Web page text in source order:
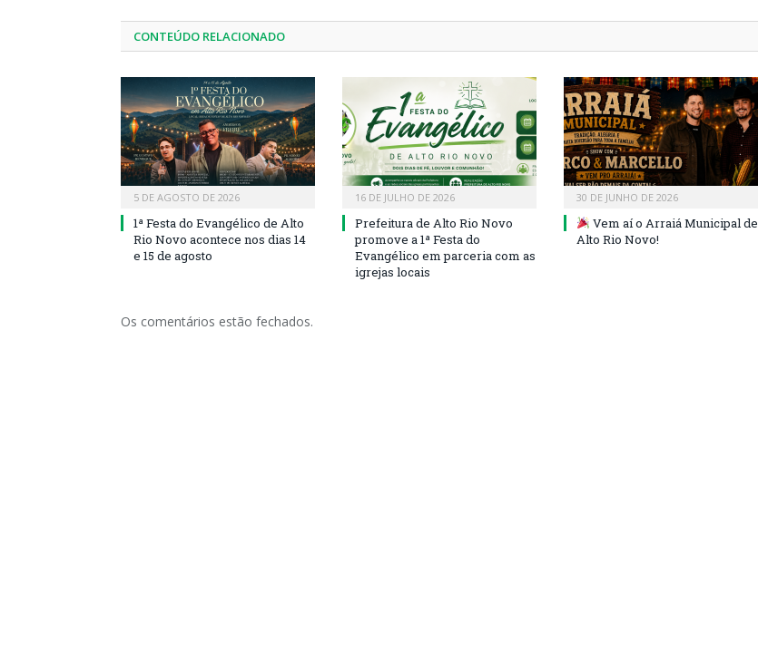
CONTEÚDO RELACIONADO
5 DE AGOSTO DE 2026
1ª Festa do Evangélico de Alto
Rio Novo acontece nos dias 14
e 15 de agosto
16 DE JULHO DE 2026
Prefeitura de Alto Rio Novo
promove a 1ª Festa do
Evangélico em parceria com as
igrejas locais
30 DE JUNHO DE 2026
Vem aí o Arraiá Municipal de
Alto Rio Novo!
Os comentários estão fechados.